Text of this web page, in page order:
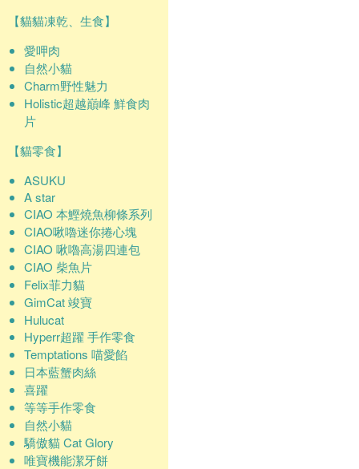
【貓貓凍乾、生食】
愛呷肉
自然小貓
Charm野性魅力
Holistic超越巔峰 鮮食肉
片
【貓零食】
ASUKU
A star
CIAO 本鰹燒魚柳條系列
CIAO啾嚕迷你捲心塊
CIAO 啾嚕高湯四連包
CIAO 柴魚片
Felix菲力貓
GimCat 竣寶
Hulucat
Hyperr超躍 手作零食
Temptations 喵愛餡
日本藍蟹肉絲
喜躍
等等手作零食
自然小貓
驕傲貓 Cat Glory
唯寶機能潔牙餅